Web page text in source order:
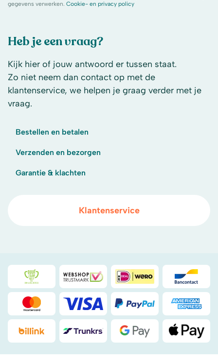
Heb je een vraag?
Kijk hier of jouw antwoord er tussen staat.
Zo niet neem dan contact op met de
klantenservice, we helpen je graag verder met je
vraag.
Bestellen en betalen
Verzenden en bezorgen
Garantie & klachten
Klantenservice
gegevens verwerken. Cookie- en privacy policy
Duurzaamheidsprijs duin- & bollenstreek
WebwinkelKeuriDeal
Mastercard Visa PayPal
Billink DHL Google Pay Apple